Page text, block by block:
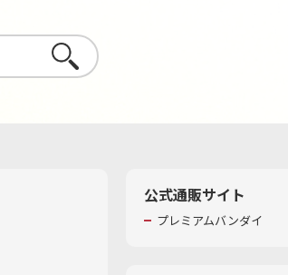
さがす
公式通販サイト
プレミアムバンダイ